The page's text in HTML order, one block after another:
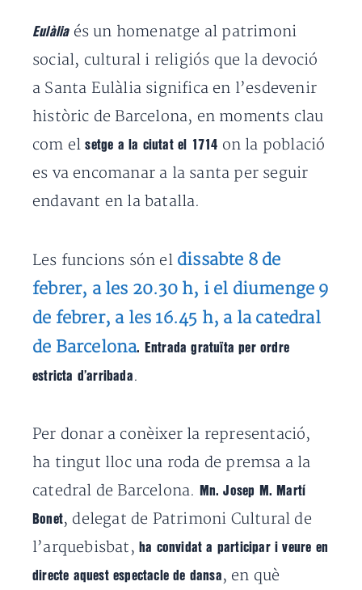
Eulàlia és un homenatge al patrimoni
social, cultural i religiós que la devoció
a Santa Eulàlia significa en l’esdevenir
històric de Barcelona, en moments clau
com elsetge a la ciutat el 1714 on la població
es va encomanar a la santa per seguir
endavant en la batalla.
Les funcions són el dissabte 8 de
febrer, a les 20.30 h, i el diumenge 9
de febrer, a les 16.45 h, a la catedral
de Barcelona. Entrada gratuïta per ordre
estricta d’arribada .
Per donar a conèixer la representació,
ha tingut lloc una roda de premsa a la
catedral de Barcelona.
Mn. Josep M. Martí
Bonet, delegat de Patrimoni Cultural de
l’arquebisbat, ha convidat a participar i veure en
directe aquest espectacle de dansa , en què